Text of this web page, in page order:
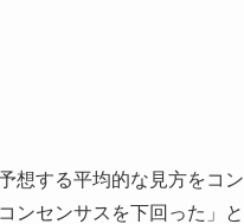
想する平均的な見方をコ
ンセンサスを下回った」と